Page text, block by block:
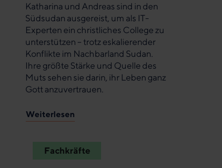
Katharina und Andreas sind in den
Südsudan ausgereist, um als IT-
Experten ein christliches College zu
unterstützen – trotz eskalierender
Konflikte im Nachbarland Sudan.
Ihre größte Stärke und Quelle des
Muts sehen sie darin, ihr Leben ganz
Gott anzuvertrauen.
Weiterlesen
Fachkräfte